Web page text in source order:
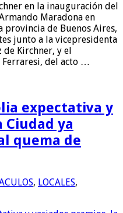
en la inauguración del
Maradona en
de Buenos Aires,
junto a la vicepresidenta
de Kirchner, y el
Ferraresi, del acto …
expectativa y
Ciudad ya
quema de
, LOCALES,